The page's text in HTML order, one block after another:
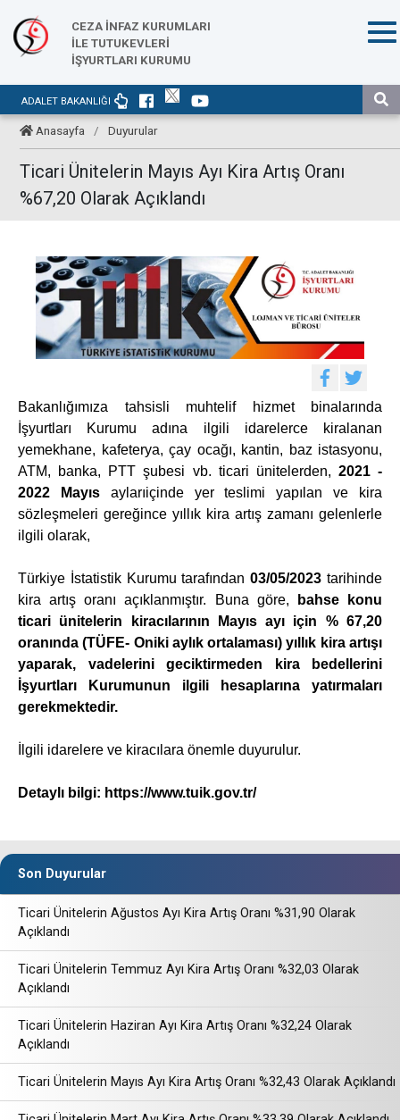
CEZA İNFAZ KURUMLARI
İLE TUTUKEVLERİ
İŞYURTLARI KURUMU
ADALET BAKANLIĞI
Anasayfa / Duyurular
Ticari Ünitelerin Mayıs Ayı Kira Artış Oranı
%67,20 Olarak Açıklandı
Bakanlığımıza tahsisli muhtelif hizmet binalarında
İşyurtları Kurumu adına ilgili idarelerce kiralanan
yemekhane, kafeterya, çay ocağı, kantin, baz istasyonu,
ATM, banka, PTT şubesi vb. ticari ünitelerden, 2021 -
2022 Mayısaylarıiçinde yer teslimi yapılan ve kira
sözleşmeleri gereğince yıllık kira artış zamanı gelenlerle
ilgili olarak,
Türkiye İstatistik Kurumu tarafından03/05/2023 tarihinde
kira artış oranı açıklanmıştır. Buna göre,
bahse konu
ticari ünitelerin kiracılarının Mayısayı için % 67,20
oranında (TÜFE- Oniki aylık ortalaması) yıllık kira artışı
yaparak, vadelerini geciktirmeden kira bedellerini
İşyurtları Kurumunun ilgili hesaplarına yatırmaları
gerekmektedir.
İlgili idarelere ve kiracılara önemle duyurulur.
Detaylı bilgi: https://www.tuik.gov.tr/
Son Duyurular
Ticari Ünitelerin Ağustos Ayı Kira Artış Oranı %31,90 Olarak
Açıklandı
Ticari Ünitelerin Temmuz Ayı Kira Artış Oranı %32,03 Olarak
Açıklandı
Ticari Ünitelerin Haziran Ayı Kira Artış Oranı %32,24 Olarak
Açıklandı
Ticari Ünitelerin Mayıs Ayı Kira Artış Oranı %32,43 Olarak Açıklandı